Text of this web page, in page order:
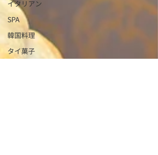
イタリアン
SPA
韓国料理
タイ菓子